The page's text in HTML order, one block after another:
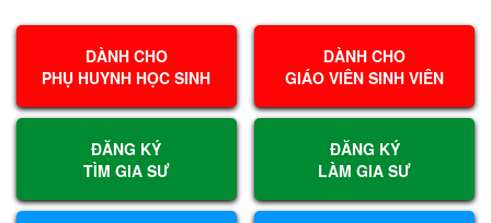
DÀNH CHO
PHỤ HUYNH HỌC SINH
ĐĂNG KÝ
TÌM GIA SƯ
DÀNH CHO
GIÁO VIÊN SINH VIÊN
ĐĂNG KÝ
LÀM GIA SƯ